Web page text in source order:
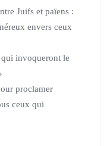
Juifs et païens :
envers ceux
invoqueront le
proclamer
ceux qui